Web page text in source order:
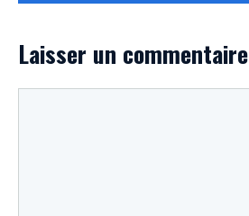
Laisser un commentaire